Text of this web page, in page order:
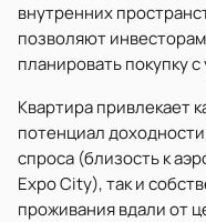
внутренних
позволяют
планировать покупку
Квартира привлекает
потенциал
спроса (близость к
Expo City), так и
проживания вдали от